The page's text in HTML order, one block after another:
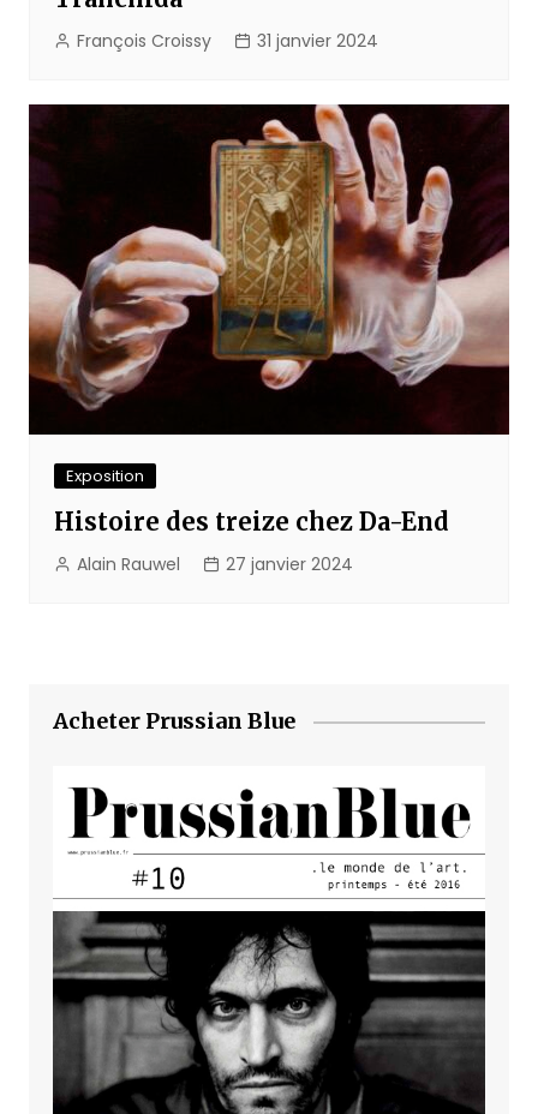
François Croissy 31 janvier 2024
Exposition
Histoire des treize chez Da-End
Alain Rauwel 27 janvier 2024
Acheter Prussian Blue